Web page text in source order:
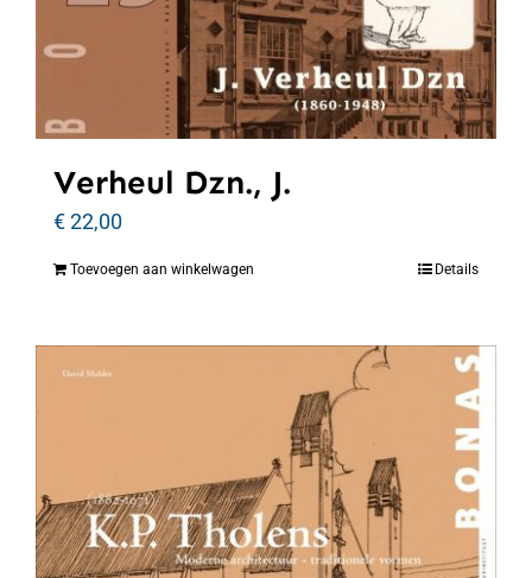
Verheul Dzn., J.
€22,00
Toevoegen aan winkelwagen Details